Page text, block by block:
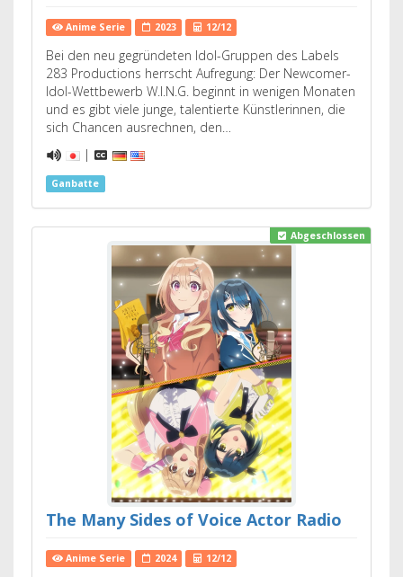
Anime Serie 2023 12/12
Bei den neu gegründeten Idol-Gruppen des Labels
283 Productions herrscht Aufregung: Der Newcomer-
Idol-Wettbewerb W.I.N.G. beginnt in wenigen Monaten
und es gibt viele junge, talentierte Künstlerinnen, die
sich Chancen ausrechnen, den…
|
Ganbatte
Abgeschlossen
The Many Sides of Voice Actor Radio
Anime Serie 2024 12/12